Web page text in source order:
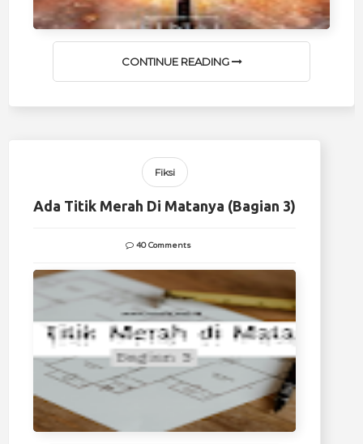
CONTINUE READING
Fiksi
Ada Titik Merah Di Matanya (Bagian 3)
40 Comments